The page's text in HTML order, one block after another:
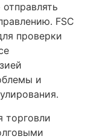
FSC
проверки
и
торговли